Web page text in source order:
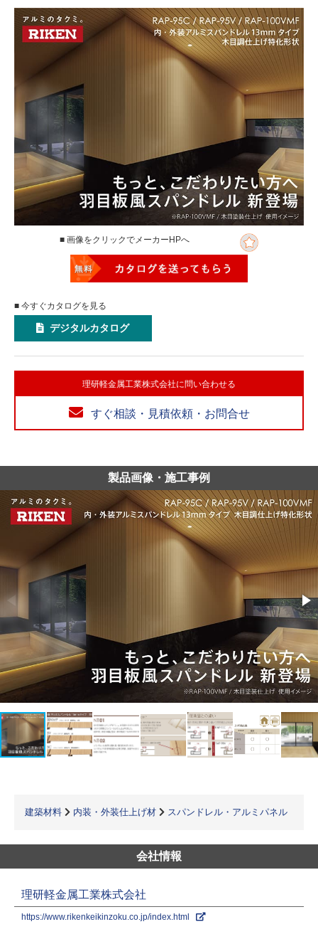
■ 画像をクリックでメーカーHPへ
■ 今すぐカタログを見る
デジタルカタログ
理研軽金属工業株式会社に問い合わせる
すぐ相談・見積依頼・お問合せ
製品画像・施工事例
建築材料 内装・外装仕上げ材 スパンドレル・アルミパネル
会社情報
理研軽金属工業株式会社
https://www.rikenkeikinzoku.co.jp/index.html